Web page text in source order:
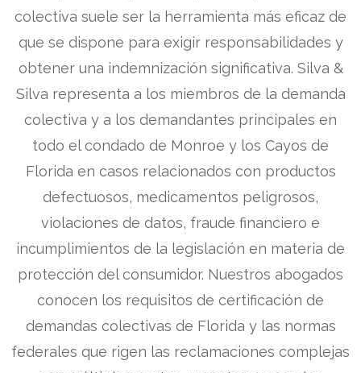
colectiva suele ser la herramienta más eficaz de
que se dispone para exigir responsabilidades y
obtener una indemnización significativa. Silva &
Silva representa a los miembros de la demanda
colectiva y a los demandantes principales en
todo el condado de Monroe y los Cayos de
Florida en casos relacionados con productos
defectuosos, medicamentos peligrosos,
violaciones de datos, fraude financiero e
incumplimientos de la legislación en materia de
protección del consumidor. Nuestros abogados
conocen los requisitos de certificación de
demandas colectivas de Florida y las normas
federales que rigen las reclamaciones complejas